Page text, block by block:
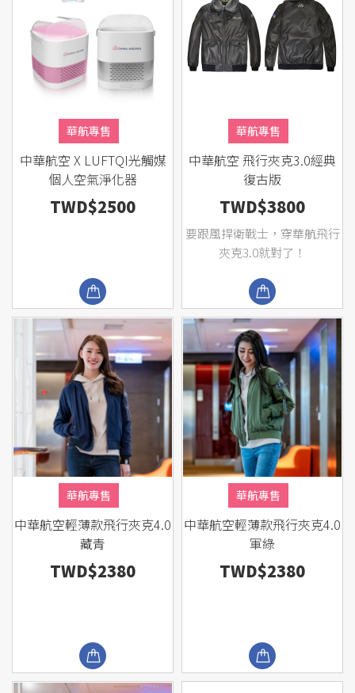
華航專售
中華航空 X LUFTQI光觸媒
個人空氣淨化器
TWD$2500
華航專售
中華航空 飛行夾克3.0經典
復古版
TWD$3800
要跟風捍衛戰士，穿華航飛行
夾克3.0就對了！
華航專售
中華航空輕薄款飛行夾克4.0
藏青
TWD$2380
華航專售
中華航空輕薄款飛行夾克4.0
軍綠
TWD$2380